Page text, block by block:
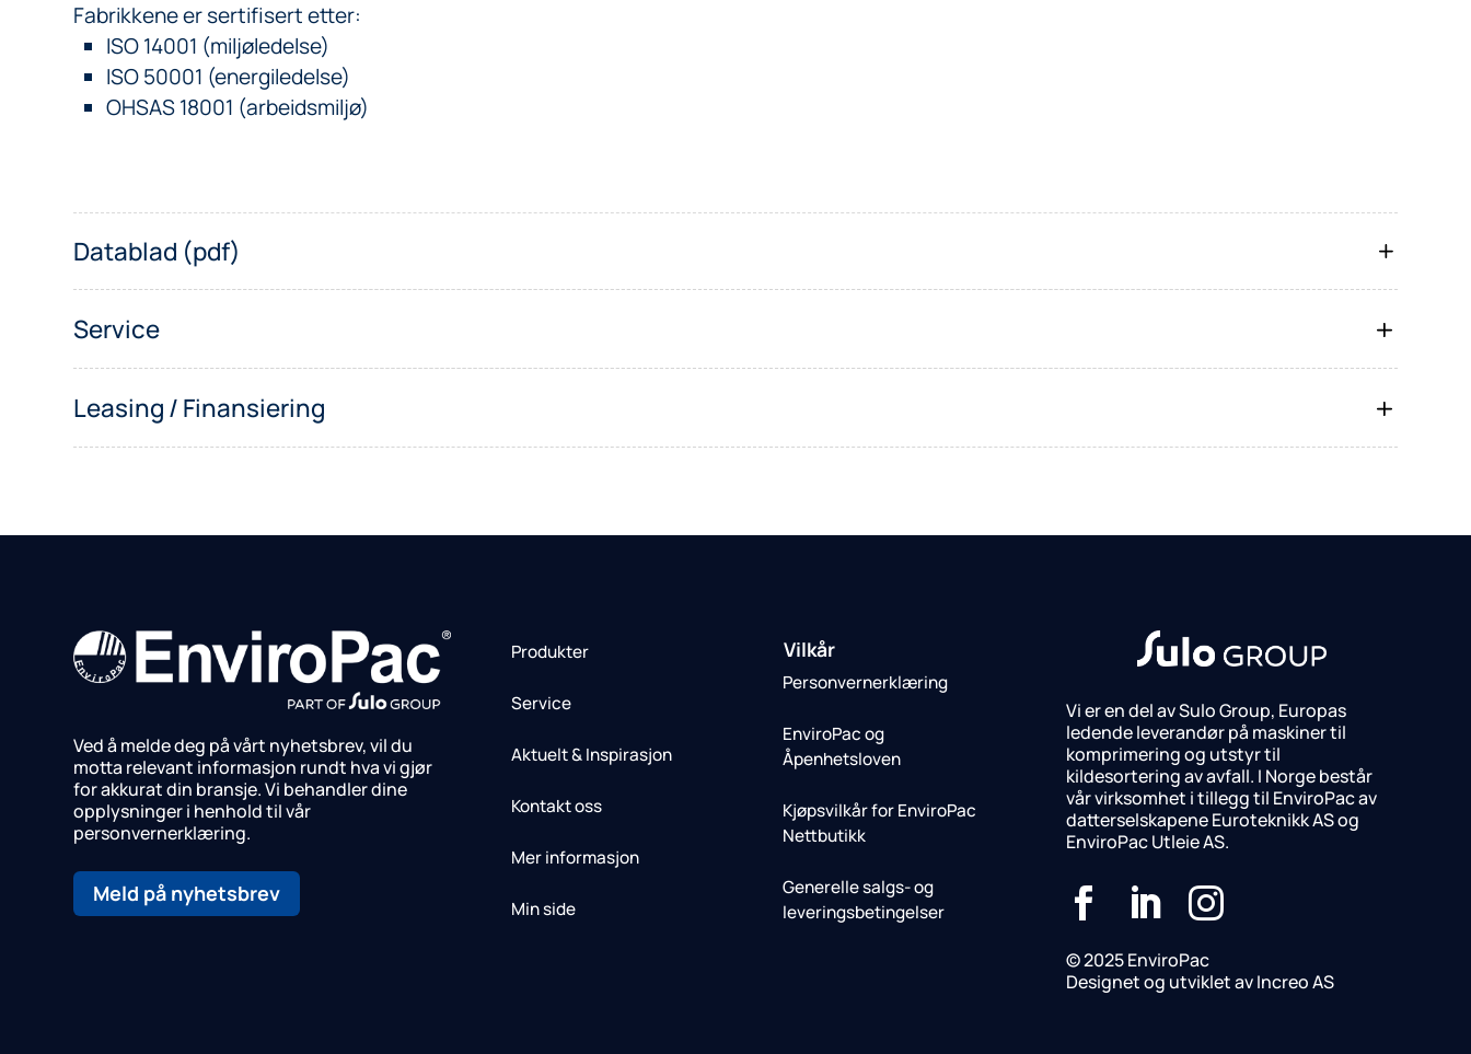
Fabrikkene er sertifisert etter:
ISO 14001 (miljøledelse)
ISO 50001 (energiledelse)
OHSAS 18001 (arbeidsmiljø)
Datablad (pdf)
Service
Leasing / Finansiering
Ved å melde deg på vårt nyhetsbrev, vil du
motta relevant informasjon rundt hva vi gjør
for akkurat din bransje.Vi behandler dine
opplysninger i henhold til vår
personvernerklæring.
Meld på nyhetsbrev
Produkter
Service
Aktuelt & Inspirasjon
Kontakt oss
Mer informasjon
Min side
Vilkår
Personvernerklæring
EnviroPac og
Åpenhetsloven
Kjøpsvilkår for EnviroPac
Nettbutikk
Generelle salgs- og
leveringsbetingelser
Vi er en del av Sulo Group, Europas
ledende leverandør på maskiner til
komprimering og utstyr til
kildesortering av avfall. I Norge består
vår virksomhet i tillegg til EnviroPac av
datterselskapene Euroteknikk AS og
EnviroPac Utleie AS.
  
© 2025 EnviroPac
Designet og utviklet av Increo AS